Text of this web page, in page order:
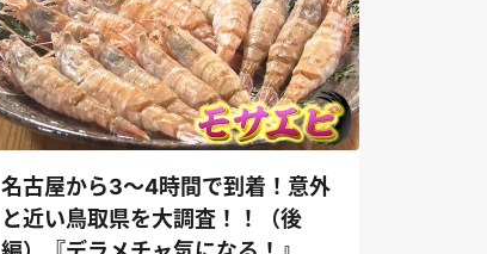
名古屋から3～4時間で到着！意外
と近い鳥取県を大調査！！（後